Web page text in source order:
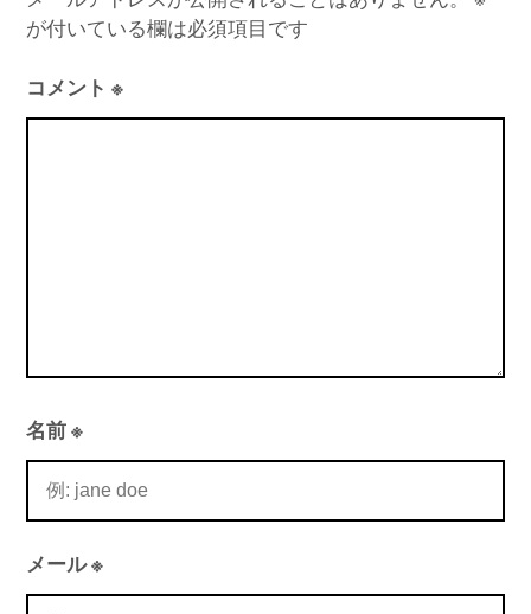
ー
シ
ョ
が付いている欄は必須項目です
コメント※
名前※
メール※